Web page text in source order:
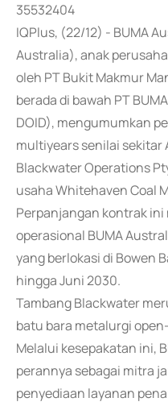
35532404
IQPlus, (22/12) - BUMA
Australia), anak
oleh PT Bukit Makmur
berada di bawah PT
DOID), mengumumkan
multiyears senilai sekitar
Blackwater Operations
usaha Whitehaven Coal
Perpanjangan kontrak
operasional BUMA
yang berlokasi di Bowen
hingga Juni 2030.
Tambang Blackwater
batu bara metalurgi
Melalui kesepakatan ini,
perannya sebagai mitra
penyediaan layanan